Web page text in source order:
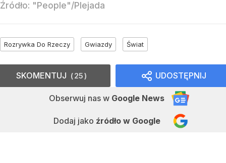
Źródło: "People"/Plejada
Rozrywka Do Rzeczy Gwiazdy Świat
UDOSTĘPNIJ
Obserwuj nas w Google News
Dodaj jako źródło w Google
SKOMENTUJ 25